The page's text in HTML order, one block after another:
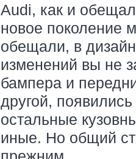
Audi, как и
новое поколение
обещали, в
изменений вы не
бампера и
другой,
остальные
иные. Но общий